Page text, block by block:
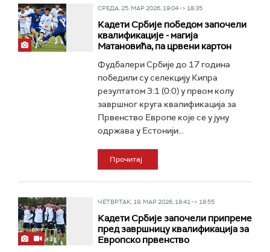
СРЕДА, 25. МАР 2026, 19:04 -> 18:35
Кадети Србије победом започели
квалификације - магија
Матановића, па црвени картон
Фудбалери Србије до 17 година
победили су селекцију Кипра
резултатом 3:1 (0:0) у првом колу
завршног круга квалификација за
Првенство Европе које се у јуну
одржава у Естонији...
Прочитај
ЧЕТВРТАК, 19. МАР 2026, 18:41 -> 18:55
Кадети Србије започели припреме
пред завршницу квалификација за
Европско првенство